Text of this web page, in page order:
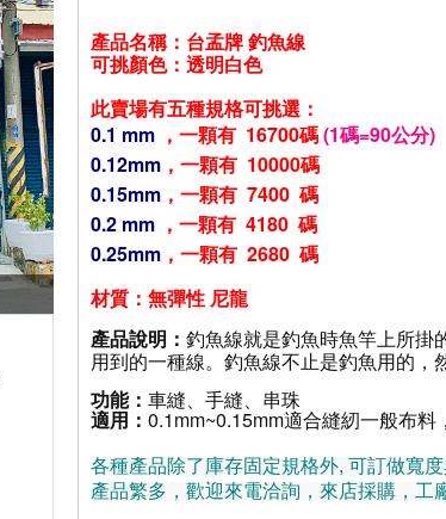
產品名稱：台孟牌 釣魚線
可挑顏色：透明白色
此賣場有五種規格可挑選：
0.1 mm ， 一顆有 16700碼(1碼=90公分)
0.12mm ， 一顆有 10000碼
0.15mm ， 一顆有 7400 碼
0.2 mm ， 一顆有 4180 碼
0.25mm ， 一顆有 2680 碼
材質 ：無彈性 尼龍
產品說明： 釣魚線就是釣魚時魚竿上所掛
用到的一種線。釣魚線不止是釣魚用的，
功能： 車縫、手縫、串珠
適用： 0.1mm~0.15mm適合縫紉一般布料
各種產品除了庫存固定規格外, 可訂做寬
產品繁多，歡迎來電洽詢，來店採購，工